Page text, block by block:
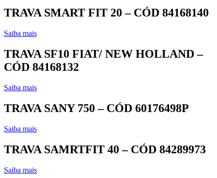
TRAVA SMART FIT 20 – CÓD 84168140
Saiba mais
TRAVA SF10 FIAT/ NEW HOLLAND –
CÓD 84168132
Saiba mais
TRAVA SANY 750 – CÓD 60176498P
Saiba mais
TRAVA SAMRTFIT 40 – CÓD 84289973
Saiba mais